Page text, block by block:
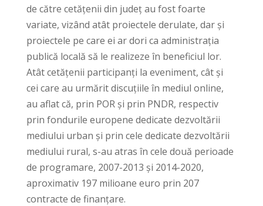
de către cetățenii din județ au fost foarte
variate, vizând atât proiectele derulate, dar și
proiectele pe care ei ar dori ca administrația
publică locală să le realizeze în beneficiul lor.
Atât cetățenii participanți la eveniment, cât și
cei care au urmărit discuțiile în mediul online,
au aflat că, prin POR și prin PNDR, respectiv
prin fondurile europene dedicate dezvoltării
mediului urban și prin cele dedicate dezvoltării
mediului rural, s-au atras în cele două perioade
de programare, 2007-2013 și 2014-2020,
aproximativ 197 milioane euro prin 207
contracte de finanțare.